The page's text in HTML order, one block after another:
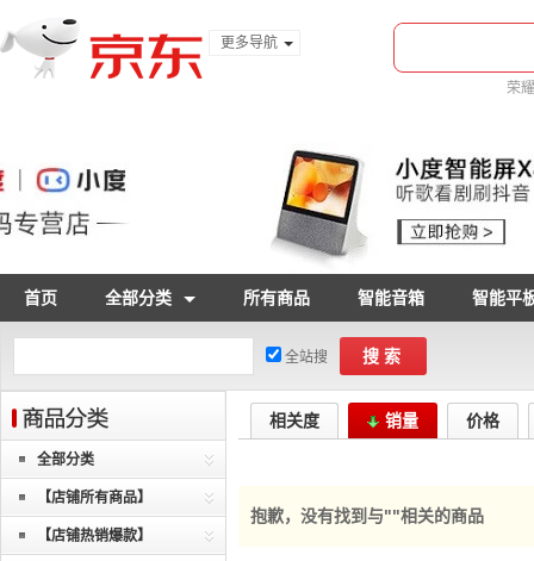
更多导航
荣
首页 全部分类 所有商品 智能音箱 智能平
全站搜 搜索
全部分类
【店铺所有商品】
【店铺热销爆款】
相关度 销量 价格
抱歉，没有找到与""相关的商品